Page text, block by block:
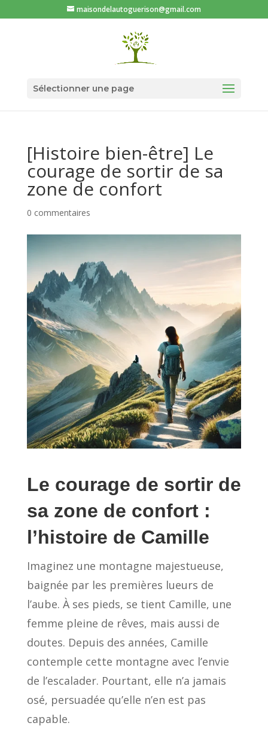
maisondelautoguerison@gmail.com
Sélectionner une page
[Histoire bien-être] Le
courage de sortir de sa
zone de confort
0 commentaires
Le courage de sortir de
sa zone de confort :
l’histoire de Camille
Imaginez une montagne majestueuse,
baignée par les premières lueurs de
l’aube. À ses pieds, se tient Camille, une
femme pleine de rêves, mais aussi de
doutes. Depuis des années, Camille
contemple cette montagne avec l’envie
de l’escalader. Pourtant, elle n’a jamais
osé, persuadée qu’elle n’en est pas
capable.